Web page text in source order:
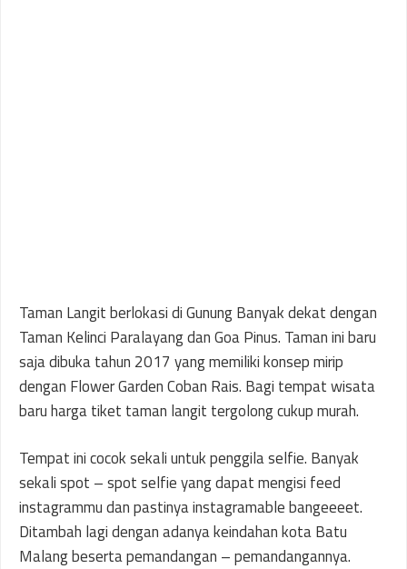
Taman Langit berlokasi di Gunung Banyak dekat dengan
Taman Kelinci Paralayang dan Goa Pinus. Taman ini baru
saja dibuka tahun 2017 yang memiliki konsep mirip
dengan Flower Garden Coban Rais. Bagi tempat wisata
baru harga tiket taman langit tergolong cukup murah.
Tempat ini cocok sekali untuk penggila selfie. Banyak
sekali spot – spot selfie yang dapat mengisi feed
instagrammu dan pastinya instagramable bangeeeet.
Ditambah lagi dengan adanya keindahan kota Batu
Malang beserta pemandangan – pemandangannya.